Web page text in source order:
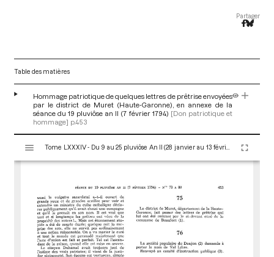
Partager
Table des matières
Hommage patriotique de quelques lettres de prêtrise envoyées
par le district de Muret (Haute-Garonne), en annexe de la
séance du 19 pluviôse an II (7 février 1794) [Don patriotique et
hommage] p.453
s